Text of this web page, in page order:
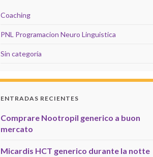
Coaching
PNL Programacion Neuro Linguistica
Sin categoría
ENTRADAS RECIENTES
Comprare Nootropil generico a buon
mercato
Micardis HCT generico durante la notte